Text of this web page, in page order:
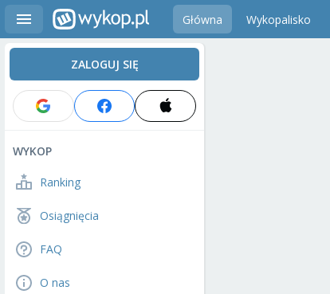
Główna Wykopalisko
ZALOGUJ SIĘ
WYKOP
Ranking
Osiągnięcia
FAQ
O nas